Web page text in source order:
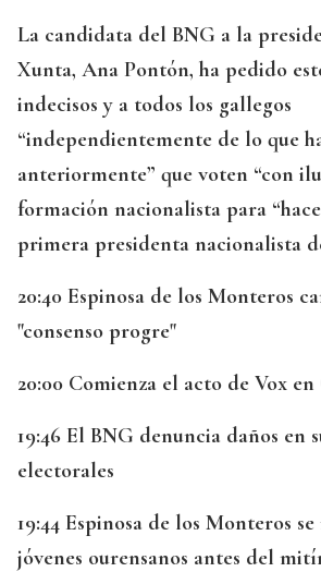
La candidata del BNG a la
Xunta, Ana Pontón, ha pedido
indecisos y a todos los gallegos
“independientemente de lo que
anteriormente” que voten “con
formación nacionalista para
primera presidenta nacionalista
20:40 Espinosa de los Monteros
"consenso progre"
20:00 Comienza el acto de Vox en
19:46 El BNG denuncia daños en
electorales
19:44 Espinosa de los Monteros
jóvenes ourensanos antes del